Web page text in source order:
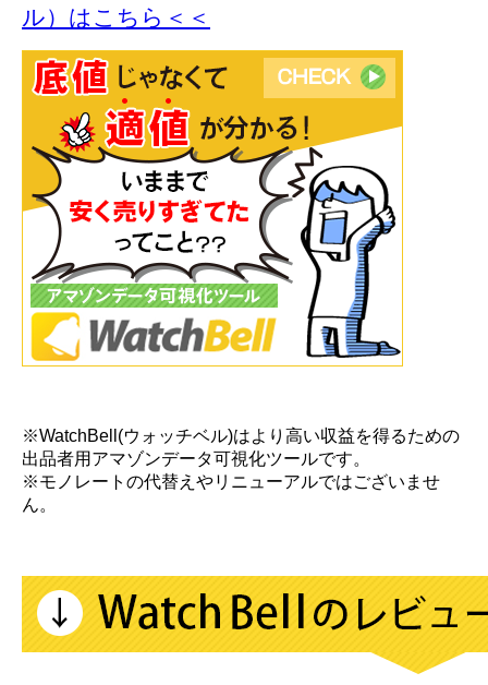
ル）はこちら＜＜
※WatchBell(ウォッチベル)はより高い収益を得るための
出品者用アマゾンデータ可視化ツールです。
※モノレートの代替えやリニューアルではございませ
ん。